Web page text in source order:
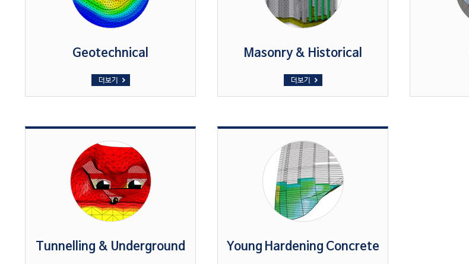
Geotechnical
더보기
Masonry & Historical
더보기
Tunnelling & Underground Young Hardening Concrete